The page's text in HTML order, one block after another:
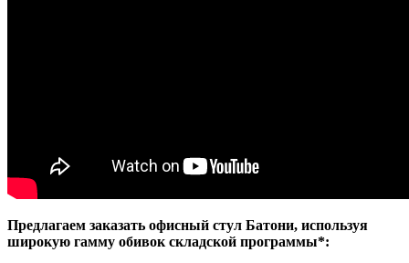
Предлагаем заказать офисный стул Батони, используя
широкую гамму обивок складской программы*: